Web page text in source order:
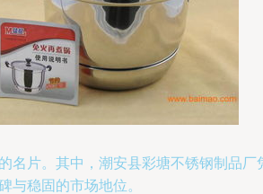
片。其中，潮安县彩塘不锈钢制品
与稳固的市场地位。